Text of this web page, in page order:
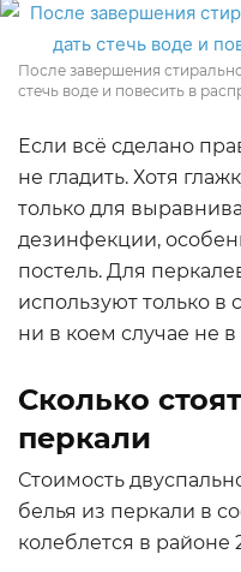
После завершения
стечь воде и повесить в
Если всё сделано
не гладить. Хотя
только для
дезинфекции,
постель. Для
используют только
ни в коем случае не
Сколько
перкали
Стоимость
белья из перкали в
колеблется в районе